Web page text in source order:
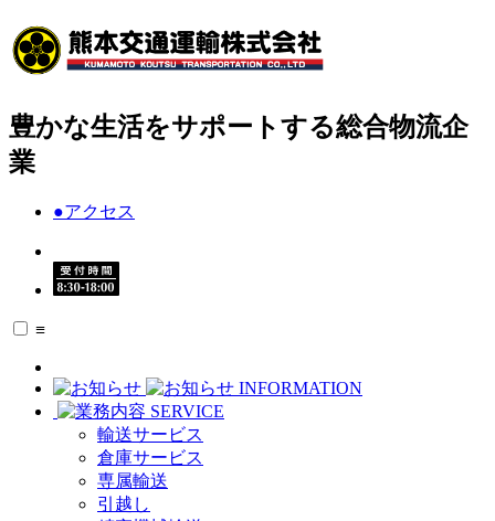
豊かな生活をサポートする総合物流企
業
●アクセス
≡
INFORMATION
SERVICE
輸送サービス
倉庫サービス
専属輸送
引越し